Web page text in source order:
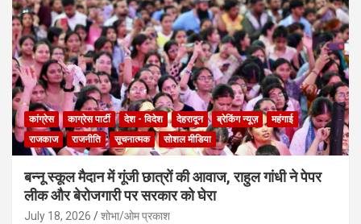
कांग्रेस काग्रेस पार्टी देश - विदेश देहरादून ब्रेकिंग न्यूज़
महंगाई
राजकाज
राजनीति सूचनात्मक सोशल मीडिया
बन्नू स्कूल मैदान में गूंजी छात्रों की आवाज, राहुल गांधी ने पेपर
लीक और बेरोजगारी पर सरकार को घेरा
July 18, 2026 शोभा/ओम प्रकाश